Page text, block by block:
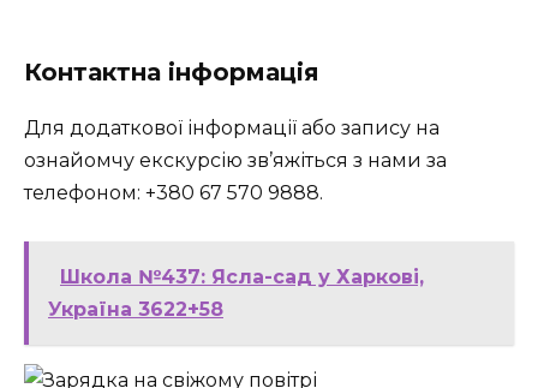
Контактна інформація
Для додаткової інформації або запису на
ознайомчу екскурсію зв’яжіться з нами за
телефоном: +380 67 570 9888.
Школа №437: Ясла-сад у Харкові,
Україна 3622+58